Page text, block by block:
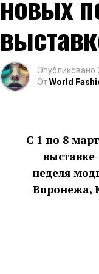
ренессанс-
Опубликовано
ОтWorld
С 1 по 8
неделя
Воронежа,